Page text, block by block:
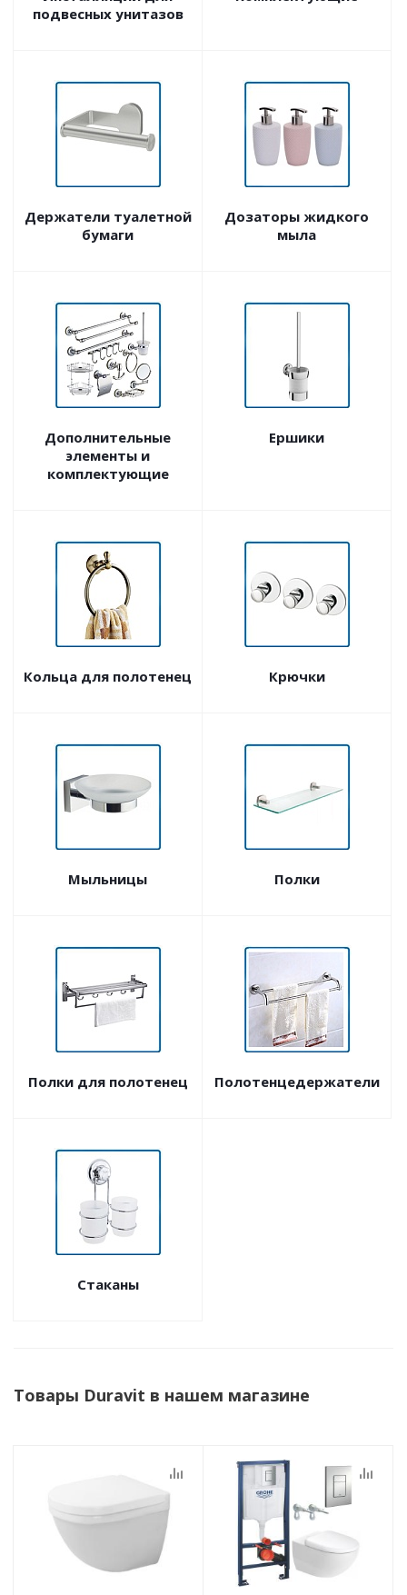
подвесных унитазов
Держатели туалетной
бумаги
Дозаторы жидкого
мыла
Дополнительные
элементы и
комплектующие
Ершики
Кольца для полотенец Крючки
Мыльницы Полки
Полки для полотенец Полотенцедержатели
Стаканы
Товары Duravit в нашем магазине